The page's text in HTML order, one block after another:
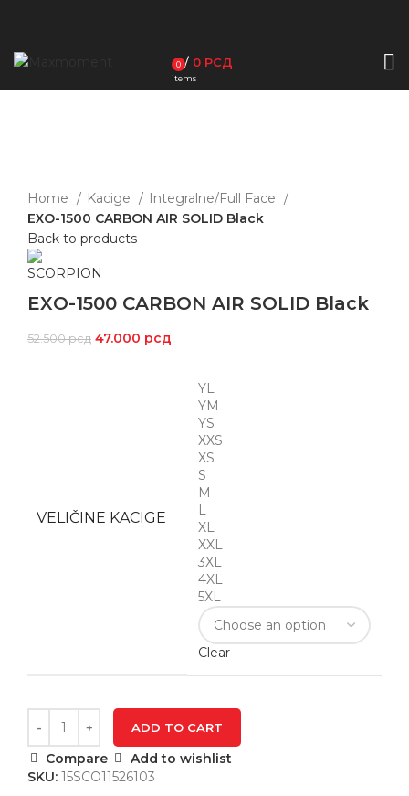
0
items
/ 0 РСД
Home
Kacige
Integralne/Full Face
EXO-1500 CARBON AIR SOLID Black
Back to products
EXO-1500 CARBON AIR SOLID Black
52.500рсд 47.000 рсд
VELIČINE KACIGE
YL
YM
YS
XXS
XS
S
M
L
XL
XXL
3XL
4XL
5XL
Clear
ADD TO CART
Compare
Add to wishlist
SKU: 15SCO11526103